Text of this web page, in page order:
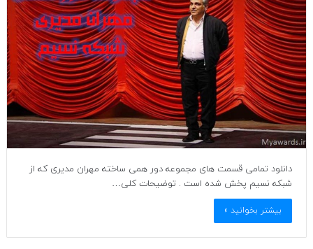
دانلود تمامی قسمت های مجموعه دور همی ساخته مهران مدیری که از
شبکه نسیم پخش شده است . توضیحات کلی…
بیشتر بخوانید »